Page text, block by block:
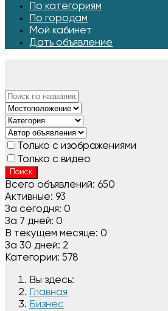
По категориям
По городам
Мой кабинет
Дать объявление
Только с изображениями
Только с видео
Поиск
Всего объявлений: 650
Активные: 93
За сегодня: 0
За 7 дней: 0
В текущем месяце: 0
За 30 дней: 2
Категории: 578
Вы здесь:
Главная
Бизнес